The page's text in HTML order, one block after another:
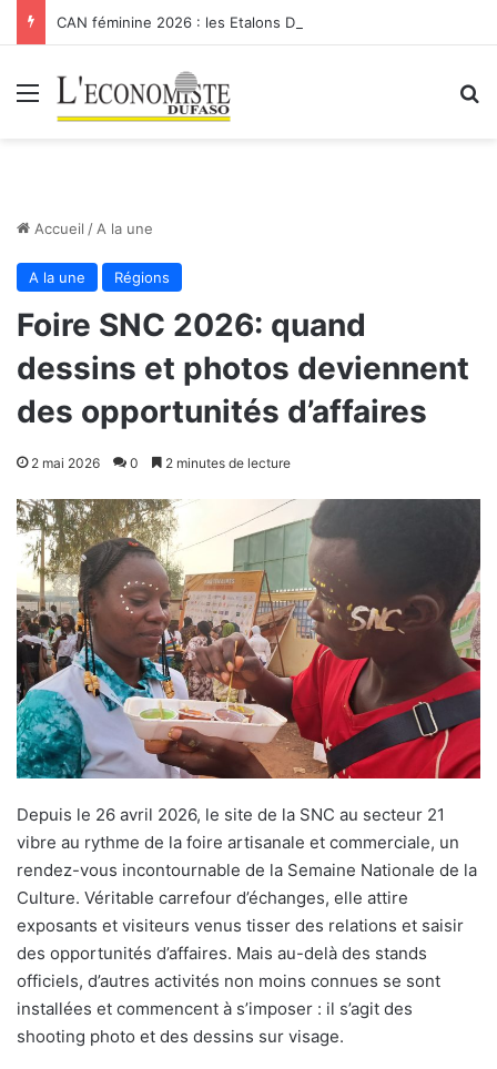
Menu
Accueil / A la une
A la une Régions
Foire SNC 2026: quand
dessins et photos deviennent
des opportunités d’affaires
2 mai 2026 0 2 minutes de lecture
Depuis le 26 avril 2026, le site de la SNC au secteur 21
vibre au rythme de la foire artisanale et commerciale, un
rendez-vous incontournable de la Semaine Nationale de la
Culture. Véritable carrefour d’échanges, elle attire
exposants et visiteurs venus tisser des relations et saisir
des opportunités d’affaires. Mais au-delà des stands
officiels, d’autres activités non moins connues se sont
installées et commencent à s’imposer : il s’agit des
shooting photo et des dessins sur visage.